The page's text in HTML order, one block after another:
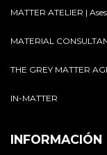
MATTER ATELIER |
MATERIAL
THE GREY MATTER
IN-MATTER
INFORMACIÓN